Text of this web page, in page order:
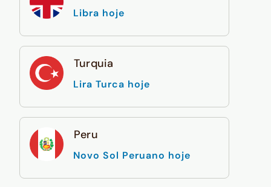
Libra hoje
Turquia
Lira Turca hoje
Peru
Novo Sol Peruano hoje